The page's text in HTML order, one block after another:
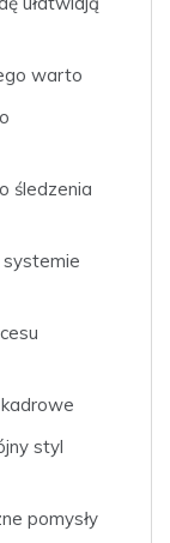
warto
śledzenia
systemie
styl
pomysły